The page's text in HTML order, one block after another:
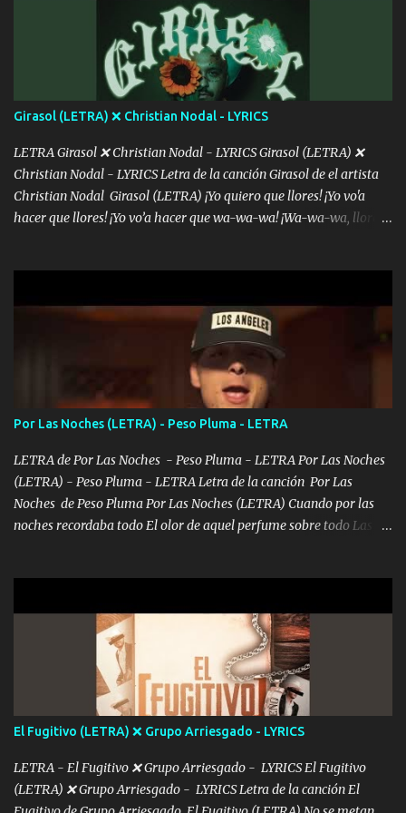
menos se prudente Hoy me sabe a mierda, traigo un Balvin en los
dientes Por falta de empatía le toca ser resiliente ¿Acaso eres
consciente de los followers que mueves? Parcerito, abre los ojos y
ve el poder que tienes Otro chiste malo son los nombres de tus
álbum's "José, vibras colores con la energía del diablo " ¿Si ...
Girasol (LETRA) ❌ Christian Nodal - LYRICS
LETRA Girasol ❌ Christian Nodal - LYRICS Girasol (LETRA) ❌
Christian Nodal - LYRICS Letra de la canción Girasol de el artista
Christian Nodal Girasol (LETRA) ¡Yo quiero que llores! ¡Yo vo'a
hacer que llores! ¡Yo vo’a hacer que wa-wa-wa! ¡Wa-wa-wa, llores!
intentas rimar Pobre payaso que usa a todo el mundo pa' conectar
con la gente Dices "Latino Gang" pero pisas a to'a tu gente Pa’ dar
mensajes, m'ijo, hay quе ser coherentеs Si tú no eres artista, al
menos se prudente Hoy me sabe a mierda, traigo un Balvin en los
dientes Por falta de empatía le toca ser resiliente ¿Acaso eres
consciente de los followers que mueves? Parcerito, abre los ojos y
ve el poder que tienes Otro chiste malo son los nombres de tus
álbum's "José, vibras colores con la energía del diablo " ¿Si ...
Por Las Noches (LETRA) - Peso Pluma - LETRA
LETRA de Por Las Noches - Peso Pluma - LETRA Por Las Noches
(LETRA) - Peso Pluma - LETRA Letra de la canción Por Las
Noches de Peso Pluma Por Las Noches (LETRA) Cuando por las
noches recordaba todo El olor de aquel perfume sobre todo Las
estár Pasarán... Solito me dejaras Intentar... Solo un beso y tú te vas
De mi vida... Cómo tú no hay nadie más No hay nadie
más Si te sientes sola no me llames porfa Me pongo sencible e
imagino tu sombra Clase azul es el tequila e interior la ropa Clip
cap la champagne el polvo es color rosa Me contacto un ángel eres
tú mi hermosa La que me alegra los días y sigo tomando Y
pensar... Que tú ya no vas a estar Pasarán... Solito me dejaras
Intentar... ...
El Fugitivo (LETRA) ❌ Grupo Arriesgado - LYRICS
LETRA - El Fugitivo ❌ Grupo Arriesgado - LYRICS El Fugitivo
(LETRA) ❌ Grupo Arriesgado - LYRICS Letra de la canción El